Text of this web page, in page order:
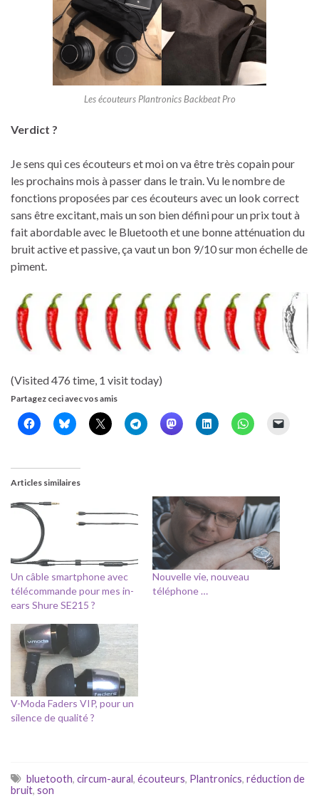
Les écouteurs Plantronics Backbeat Pro
Verdict ?
Je sens qui ces écouteurs et moi on va être très copain pour
les prochains mois à passer dans le train. Vu le nombre de
fonctions proposées par ces écouteurs avec un look correct
sans être excitant, mais un son bien défini pour un prix tout à
fait abordable avec le Bluetooth et une bonne atténuation du
bruit active et passive, ça vaut un bon 9/10 sur mon échelle de
piment.
(Visited 476 time, 1 visit today)
Partagez ceci avec vos amis
Articles similaires
Un câble smartphone avec
télécommande pour mes in-
ears Shure SE215 ?
Nouvelle vie, nouveau
téléphone …
V-Moda Faders VIP, pour un
silence de qualité ?
bluetooth, circum-aural, écouteurs, Plantronics, réduction de
bruit, son